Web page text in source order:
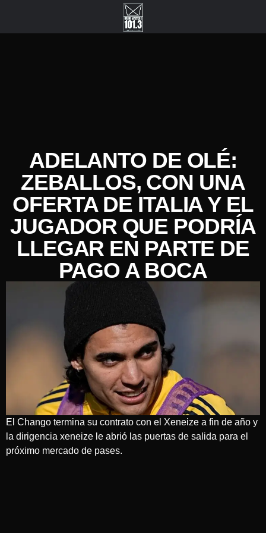
ADELANTO DE OLÉ:
ZEBALLOS, CON UNA
OFERTA DE ITALIA Y EL
JUGADOR QUE PODRÍA
LLEGAR EN PARTE DE
PAGO A BOCA
El Chango termina su contrato con el Xeneize a fin de año y
la dirigencia xeneize le abrió las puertas de salida para el
próximo mercado de pases.